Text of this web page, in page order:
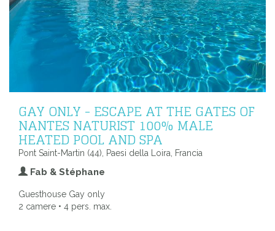
GAY ONLY - ESCAPE AT THE GATES OF
NANTES NATURIST 100% MALE
HEATED POOL AND SPA
Pont Saint-Martin (44), Paesi della Loira, Francia
Fab & Stéphane
Guesthouse Gay only
2 camere • 4 pers. max.